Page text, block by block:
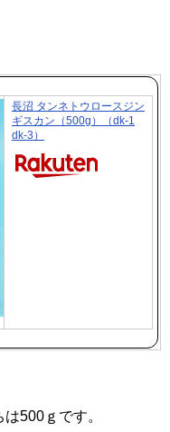
長沼 タンネトウロースジン
ギスカン（500g）（dk-1
dk-3）
500ｇです。